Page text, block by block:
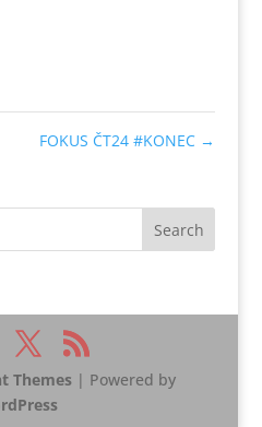
FOKUS ČT24 #KONEC →
Themes | Powered by